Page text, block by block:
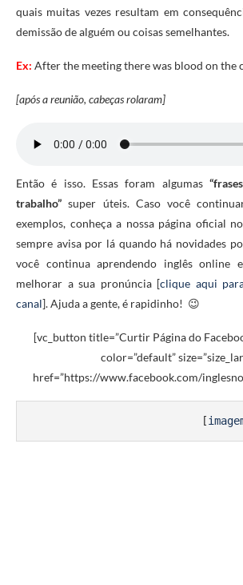
quais muitas vezes resultam em
demissão de alguém ou coisas semelhantes.
Ex: After the meeting there was blood on the
[após a reunião, cabeças rolaram]
Então é isso. Essas foram algumas
trabalho” super úteis. Caso você
exemplos, conheça a nossa página oficial
sempre avisa por lá quando há novidades
você continua aprendendo inglês online
melhorar a sua pronúncia [clique aqui
canal]. Ajuda a gente, é rapidinho! 😉
[vc_button title=”Curtir Página do
color=”default”
href=”https://www.facebook.com/
[